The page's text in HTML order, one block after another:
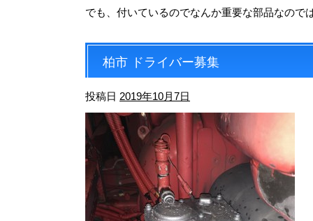
でも、付いているのでなんか重要な部品なので
柏市 ドライバー募集
投稿日 2019年10月7日